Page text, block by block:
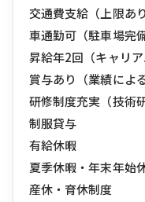
交通費支給（上限あり
車通勤可（駐車場完
昇給年2回（キャリア
賞与あり（業績による
研修制度充実（技術
制服貸与
有給休暇
夏季休暇・年末年始
産休・育休制度